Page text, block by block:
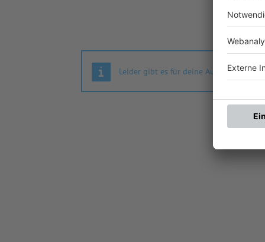
Leider gibt es für deine Auswahl keine